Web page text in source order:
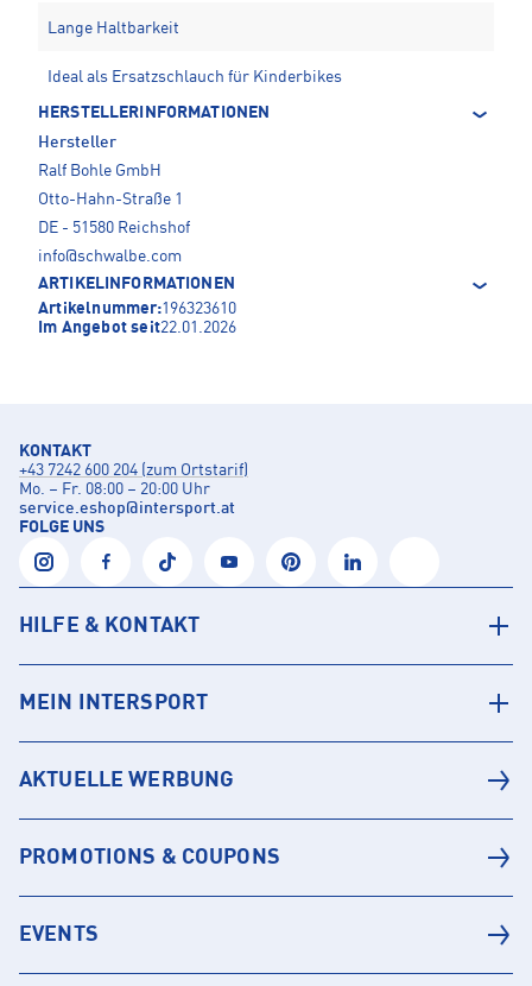
Lange Haltbarkeit
Ideal als Ersatzschlauch für Kinderbikes
HERSTELLERINFORMATIONEN
Hersteller
Ralf Bohle GmbH
Otto-Hahn-Straße 1
DE - 51580 Reichshof
info@schwalbe.com
ARTIKELINFORMATIONEN
Artikelnummer:196323610
Im Angebot seit22.01.2026
KONTAKT
+43 7242 600 204 (zum Ortstarif)
Mo. – Fr. 08:00 – 20:00 Uhr
service.eshop@intersport.at
FOLGE UNS
HILFE & KONTAKT
MEIN INTERSPORT
AKTUELLE WERBUNG
PROMOTIONS & COUPONS
EVENTS